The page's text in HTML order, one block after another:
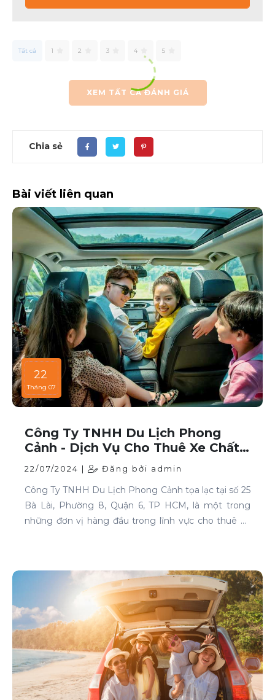
Tất cả 1 2 3 4 5
XEM TẤT CẢ ĐÁNH GIÁ
Chia sẻ
Bài viết liên quan
22
Tháng 07
Công Ty TNHH Du Lịch Phong
Cảnh - Dịch Vụ Cho Thuê Xe Chất
Lượng Cao Tại TP HCM
22/07/2024 | Đăng bởi admin
Công Ty TNHH Du Lịch Phong Cảnh tọa lạc tại số 25
Bà Lài, Phường 8, Quận 6, TP HCM, là một trong
những đơn vị hàng đầu trong lĩnh vực cho thuê xe